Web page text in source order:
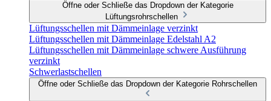
Öffne oder Schließe das Dropdown der Kategorie
Lüftungsrohrschellen
Lüftungsschellen mit Dämmeinlage verzinkt
Lüftungsschellen mit Dämmeinlage Edelstahl A2
Lüftungsschellen mit Dämmeinlage schwere Ausführung
verzinkt
Schwerlastschellen
Öffne oder Schließe das Dropdown der Kategorie Rohrschellen